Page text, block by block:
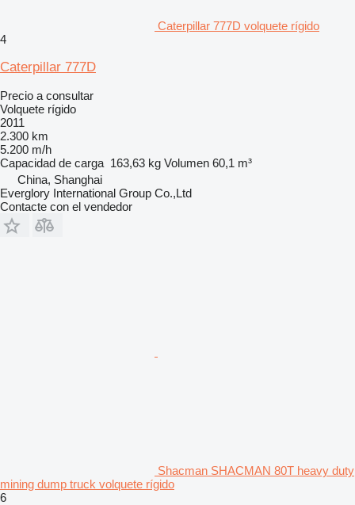
Caterpillar 777D volquete rígido
4
Caterpillar 777D
Precio a consultar
Volquete rígido
2011
2.300 km
5.200 m/h
Capacidad de carga 163,63 kg Volumen 60,1 m³
China, Shanghai
Everglory International Group Co.,Ltd
Contacte con el vendedor
Shacman SHACMAN 80T heavy duty
mining dump truck volquete rígido
6